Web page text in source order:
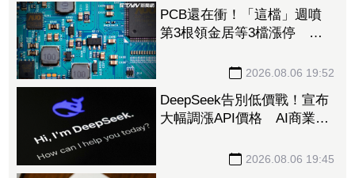
PCB還在衝！「這檔」週噴
第3根領金居等3檔漲停 台
2026.08.06 19:52
DeepSeek告別低價戰！宣布
大幅調漲API價格 AI商業化
2026.08.06 19:45